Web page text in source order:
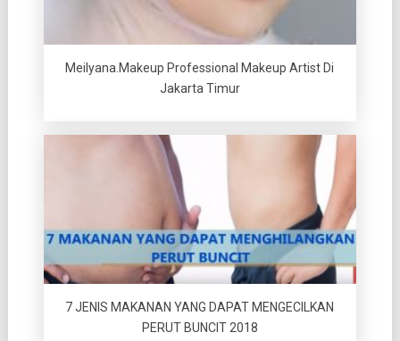
Meilyana.Makeup Professional Makeup Artist Di
Jakarta Timur
7 JENIS MAKANAN YANG DAPAT MENGECILKAN
PERUT BUNCIT 2018